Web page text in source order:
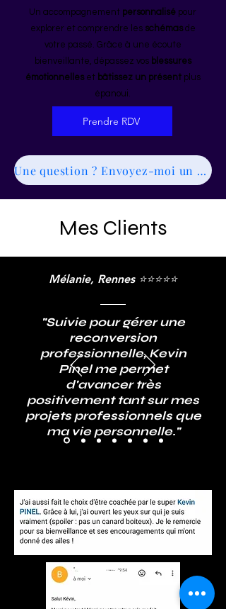
Un accompagnement personnalisé pour
explorer et comprendre les schémasde
votre passé. Grâce à une écoute
bienveillante, dépassez vos blessures
émotionnelleset bâtissez un présentplus
épanoui.
Prendre RDV
Une question ? Envoyez-moi un message en cliquant ici
Mes Clients
Mélanie, Rennes ⭐⭐⭐⭐⭐
"Suivie pour gérer une
reconversion
professionnelle, Kevin
Pinel me permet
d'avancer très
positivement tant sur mes
projets professionnels que
ma vie personnelle."